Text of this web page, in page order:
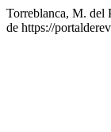
Torreblanca, M. del
de https://